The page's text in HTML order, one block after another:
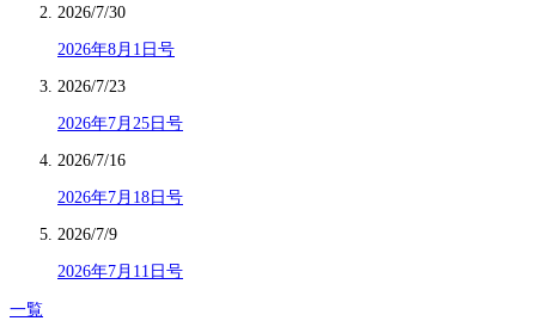
2026/7/30
2026年8月1日号
2026/7/23
2026年7月25日号
2026/7/16
2026年7月18日号
2026/7/9
2026年7月11日号
一覧